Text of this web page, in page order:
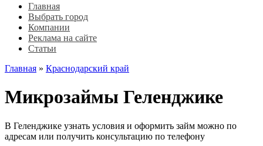
Главная
Выбрать город
Компании
Реклама на сайте
Статьи
Главная » Краснодарский край
Микрозаймы Геленджике
В Геленджике узнать условия и оформить займ можно по
адресам или получить консультацию по телефону